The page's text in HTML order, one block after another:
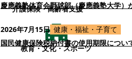
介護保険・高齢者支援
教育・文化・スポーツ
慶應義塾体育会野球部（慶應義塾大学）
2026年7月15日 健康・福祉・子育て
国民健康保険税納付書の使用期限につい